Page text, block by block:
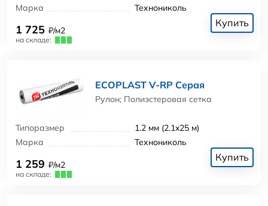
Марка
Технониколь
1 725 ₽/м2
на складе:
Купить
ECOPLAST V-RP Серая
Рулон; Полиэстеровая сетка
Типоразмер
1.2 мм (2.1x25 м)
Марка
Технониколь
1 259 ₽/м2
на складе:
Купить